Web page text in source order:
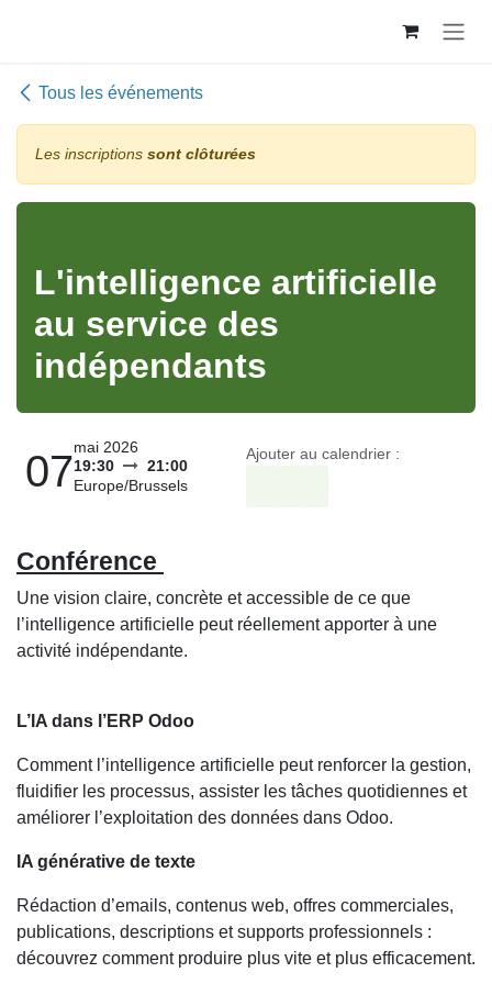
Tous les événements
Les inscriptions sont clôturées
L'intelligence artificielle
au service des
indépendants
07mai 2026
19:30
21:00
Europe/Brussels
Ajouter au calendrier :
Conférence
Une vision claire, concrète et accessible de ce que
l’intelligence artificielle peut réellement apporter à une
activité indépendante.
L’IA dans l’ERP Odoo
Comment l’intelligence artificielle peut renforcer la gestion,
fluidifier les processus, assister les tâches quotidiennes et
améliorer l’exploitation des données dans Odoo.
IA générative de texte
Rédaction d’emails, contenus web, offres commerciales,
publications, descriptions et supports professionnels :
découvrez comment produire plus vite et plus efficacement.